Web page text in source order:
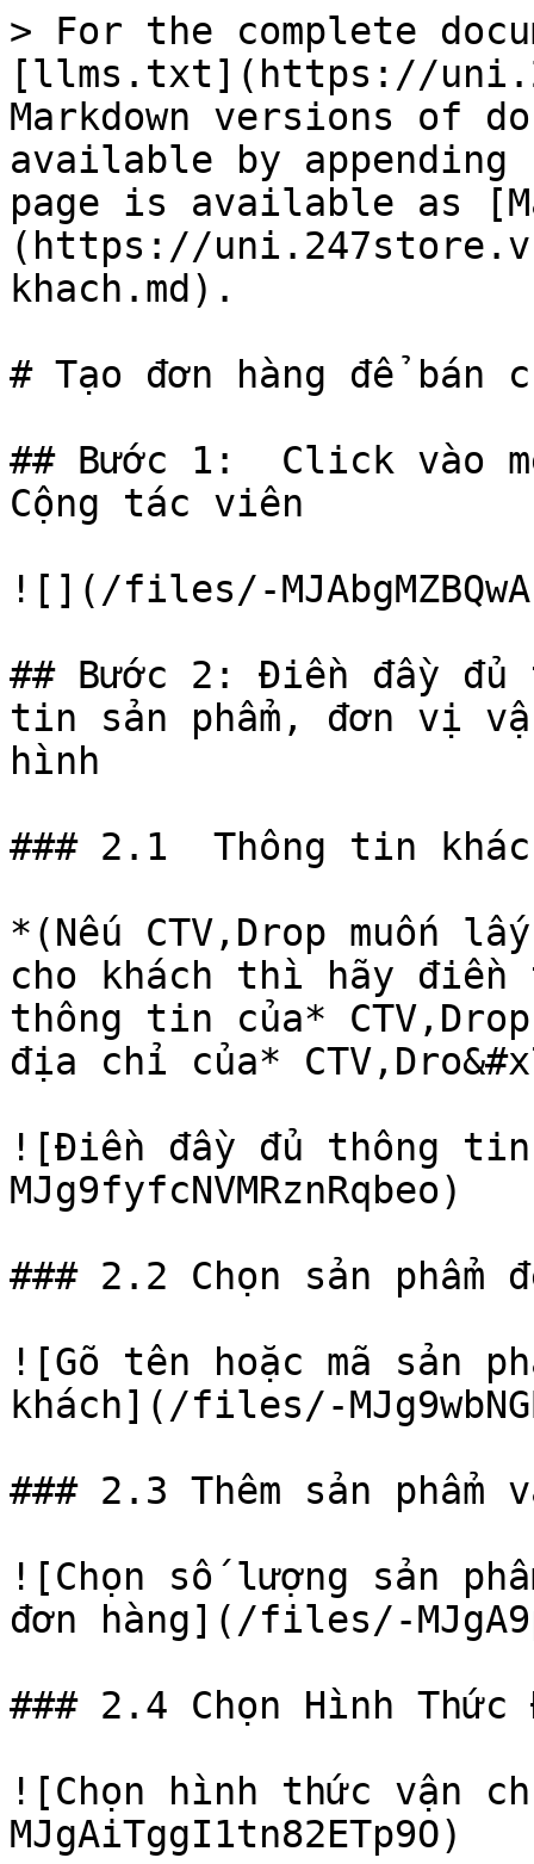
> For the complete
[llms.txt](https://
Markdown versions of
available by
page is available as
(https://
khach.md).
# Tạo đơn hàng để bán
## Bước 1:  Click vào
Cộng tác viên
![](/files/-
## Bước 2: Điền đầy
tin sản phẩm, đơn vị
hình
### 2.1  Thông tin
*(Nếu CTV,Drop muốn
cho khách thì hãy
thông tin của*
địa chỉ của*
![Điền đầy đủ thông
MJg9fyfcNVMRznRqbeo)
### 2.2 Chọn sản phẩm
![Gõ tên hoặc mã sản
khách](/files/-
### 2.3 Thêm sản phẩm
![Chọn số lượng sản
đơn hàng](/files/-
### 2.4 Chọn Hình Thức
![Chọn hình thức vận
MJgAiTggI1tn82ETp9O)